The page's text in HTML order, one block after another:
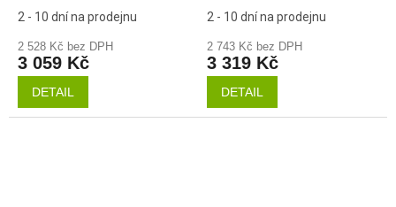
Supergrip+ HN
2 - 10 dní na prodejnu
2 528 Kč bez DPH
3 059 Kč
DETAIL
Supergrip+ Finger
2 - 10 dní na prodejnu
2 743 Kč bez DPH
3 319 Kč
DETAIL